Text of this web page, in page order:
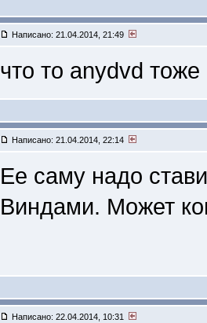
Написано: 21.04.2014, 21:49
что то anydvd
Написано: 21.04.2014, 22:14
Ее саму надо
Виндами. Может
Написано: 22.04.2014, 10:31